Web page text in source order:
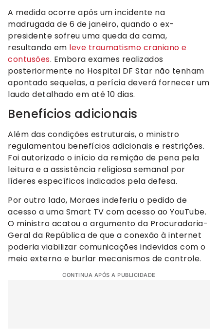
A medida ocorre após um incidente na
madrugada de 6 de janeiro, quando o ex-
presidente sofreu uma queda da cama,
resultando em leve traumatismo craniano e
contusões. Embora exames realizados
posteriormente no Hospital DF Star não tenham
apontado sequelas, a perícia deverá fornecer um
laudo detalhado em até 10 dias.
Benefícios adicionais
Além das condições estruturais, o ministro
regulamentou benefícios adicionais e restrições.
Foi autorizado o início da remição de pena pela
leitura e a assistência religiosa semanal por
líderes específicos indicados pela defesa.
Por outro lado, Moraes indeferiu o pedido de
acesso a uma Smart TV com acesso ao YouTube.
O ministro acatou o argumento da Procuradoria-
Geral da República de que a conexão à internet
poderia viabilizar comunicações indevidas com o
meio externo e burlar mecanismos de controle.
CONTINUA APÓS A PUBLICIDADE